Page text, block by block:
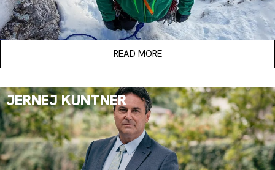
READ MORE
JERNEJ KUNTNER